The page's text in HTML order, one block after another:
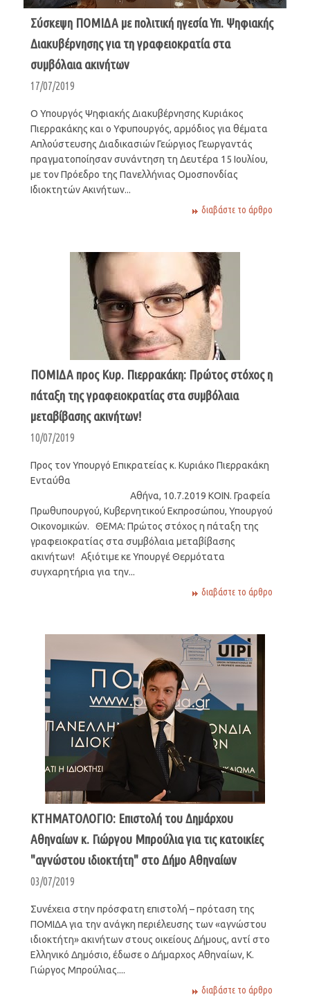
Σύσκεψη ΠΟΜΙΔΑ με πολιτική ηγεσία Υπ. Ψηφιακής
Διακυβέρνησης για τη γραφειοκρατία στα
συμβόλαια ακινήτων
17/07/2019
Ο Υπουργός Ψηφιακής Διακυβέρνησης Κυριάκος
Πιερρακάκης και ο Υφυπουργός, αρμόδιος για θέματα
Απλούστευσης Διαδικασιών Γεώργιος Γεωργαντάς
πραγματοποίησαν συνάντηση τη Δευτέρα 15 Ιουλίου,
με τον Πρόεδρο της Πανελλήνιας Ομοσπονδίας
Ιδιοκτητών Ακινήτων...
διαβάστε το άρθρο
ΠΟΜΙΔΑ προς Κυρ. Πιερρακάκη: Πρώτος στόχος η
πάταξη της γραφειοκρατίας στα συμβόλαια
μεταβίβασης ακινήτων!
10/07/2019
Προς τον Υπουργό Επικρατείας κ. Κυριάκο Πιερρακάκη
Ενταύθα
Αθήνα, 10.7.2019 KOIN. Γραφεία
Πρωθυπουργού, Κυβερνητικού Εκπροσώπου, Υπουργού
Οικονομικών. ΘΕΜΑ: Πρώτος στόχος η πάταξη της
γραφειοκρατίας στα συμβόλαια μεταβίβασης
ακινήτων! Αξιότιμε κε Υπουργέ Θερμότατα
συγχαρητήρια για την...
διαβάστε το άρθρο
ΚΤΗΜΑΤΟΛΟΓΙΟ: Επιστολή του Δημάρχου
Αθηναίων κ. Γιώργου Μπρούλια για τις κατοικίες
"αγνώστου ιδιοκτήτη" στο Δήμο Αθηναίων
03/07/2019
Συνέχεια στην πρόσφατη επιστολή – πρόταση της
ΠΟΜΙΔΑ για την ανάγκη περιέλευσης των «αγνώστου
ιδιοκτήτη» ακινήτων στους οικείους Δήμους, αντί στο
Ελληνικό Δημόσιο, έδωσε ο Δήμαρχος Αθηναίων, Κ.
Γιώργος Μπρούλιας....
διαβάστε το άρθρο